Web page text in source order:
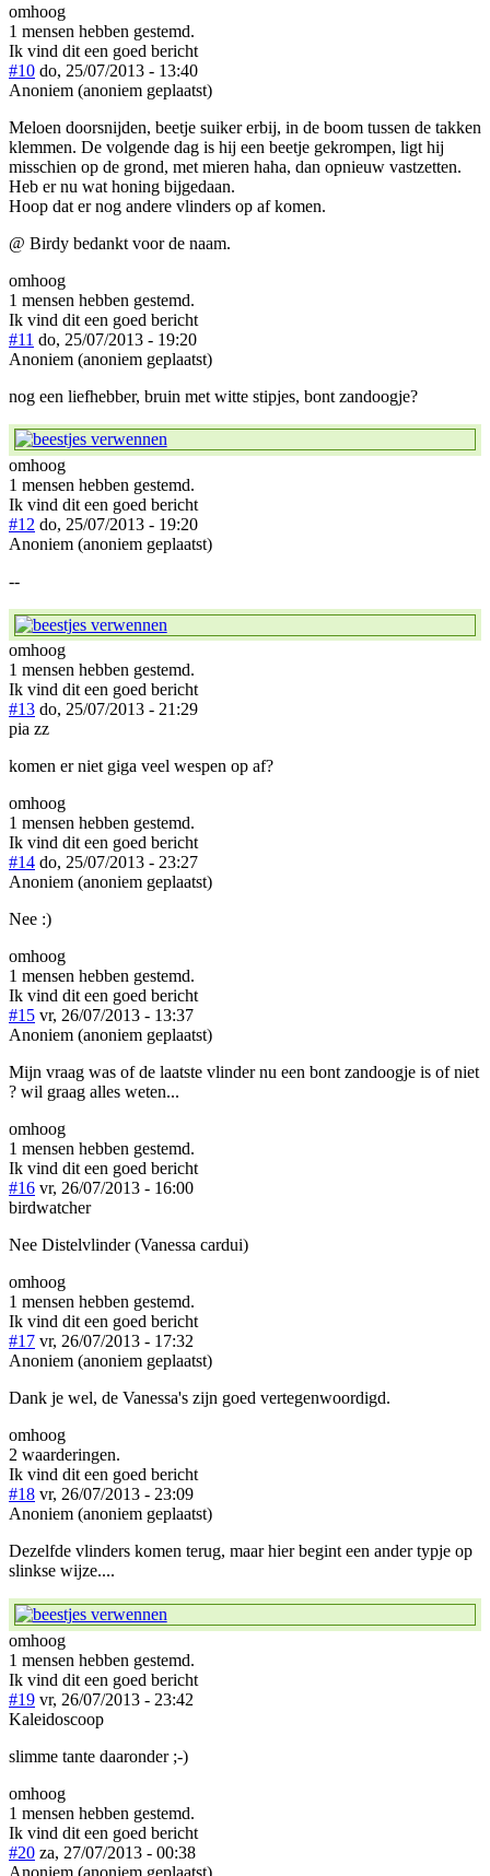
omhoog
1 mensen hebben gestemd.
Ik vind dit een goed bericht
#10 do, 25/07/2013 - 13:40
Anoniem (anoniem geplaatst)
Meloen doorsnijden, beetje suiker erbij, in de boom tussen de takken
klemmen. De volgende dag is hij een beetje gekrompen, ligt hij
misschien op de grond, met mieren haha, dan opnieuw vastzetten.
Heb er nu wat honing bijgedaan.
Hoop dat er nog andere vlinders op af komen.
@ Birdy bedankt voor de naam.
omhoog
1 mensen hebben gestemd.
Ik vind dit een goed bericht
#11 do, 25/07/2013 - 19:20
Anoniem (anoniem geplaatst)
nog een liefhebber, bruin met witte stipjes, bont zandoogje?
omhoog
1 mensen hebben gestemd.
Ik vind dit een goed bericht
#12 do, 25/07/2013 - 19:20
Anoniem (anoniem geplaatst)
--
omhoog
1 mensen hebben gestemd.
Ik vind dit een goed bericht
#13 do, 25/07/2013 - 21:29
pia zz
komen er niet giga veel wespen op af?
omhoog
1 mensen hebben gestemd.
Ik vind dit een goed bericht
#14 do, 25/07/2013 - 23:27
Anoniem (anoniem geplaatst)
Nee :)
omhoog
1 mensen hebben gestemd.
Ik vind dit een goed bericht
#15 vr, 26/07/2013 - 13:37
Anoniem (anoniem geplaatst)
Mijn vraag was of de laatste vlinder nu een bont zandoogje is of niet
? wil graag alles weten...
omhoog
1 mensen hebben gestemd.
Ik vind dit een goed bericht
#16 vr, 26/07/2013 - 16:00
birdwatcher
Nee Distelvlinder (Vanessa cardui)
omhoog
1 mensen hebben gestemd.
Ik vind dit een goed bericht
#17 vr, 26/07/2013 - 17:32
Anoniem (anoniem geplaatst)
Dank je wel, de Vanessa's zijn goed vertegenwoordigd.
omhoog
2 waarderingen.
Ik vind dit een goed bericht
#18 vr, 26/07/2013 - 23:09
Anoniem (anoniem geplaatst)
Dezelfde vlinders komen terug, maar hier begint een ander typje op
slinkse wijze....
omhoog
1 mensen hebben gestemd.
Ik vind dit een goed bericht
#19 vr, 26/07/2013 - 23:42
Kaleidoscoop
slimme tante daaronder ;-)
omhoog
1 mensen hebben gestemd.
Ik vind dit een goed bericht
#20 za, 27/07/2013 - 00:38
Anoniem (anoniem geplaatst)